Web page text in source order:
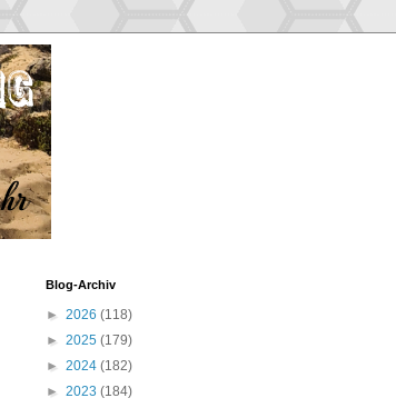
Blog-Archiv
► 2026 (118)
► 2025 (179)
► 2024 (182)
► 2023 (184)